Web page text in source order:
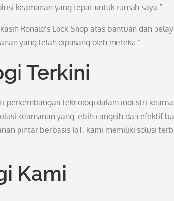
keamanan yang tepat untuk rumah saya.”
Ronald’s Lock Shop atas bantuan dan
yang telah dipasang oleh mereka.”
Terkini
perkembangan teknologi dalam industri
keamanan yang lebih canggih dan efektif
pintar berbasis IoT, kami memiliki solusi
Kami